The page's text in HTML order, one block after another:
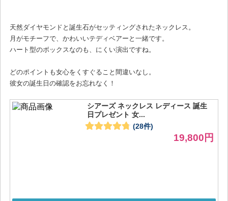
天然ダイヤモンドと誕生石がセッティングされたネックレス。
月がモチーフで、かわいいテディベアーと一緒です。
ハート型のボックスなのも、にくい演出ですね。
どのポイントも女心をくすぐること間違いなし。
彼女の誕生日の確認をお忘れなく！